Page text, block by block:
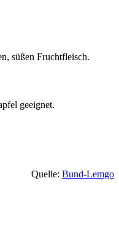
süßen Fruchtfleisch.
geeignet.
Quelle: Bund-Lemgo